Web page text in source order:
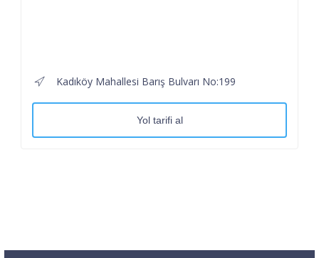
Kadıköy Mahallesi Barış Bulvarı No:199
Yol tarifi al